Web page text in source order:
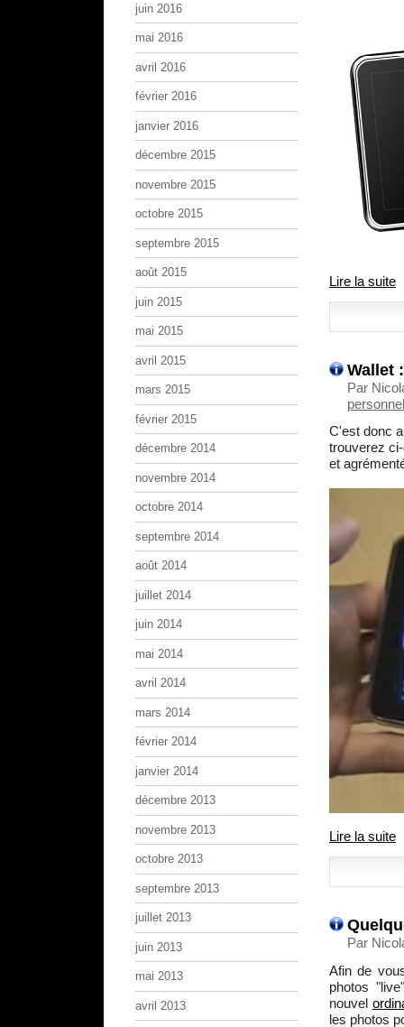
Lire la suite
Wallet
Par
C'est donc
trouverez
et
Lire la suite
Par
Afin de
photos
nouvel
les photos
juin 2016
mai 2016
avril 2016
février 2016
janvier 2016
décembre 2015
novembre 2015
octobre 2015
septembre 2015
août 2015
juin 2015
mai 2015
avril 2015
mars 2015
février 2015
décembre 2014
novembre 2014
octobre 2014
septembre 2014
août 2014
juillet 2014
juin 2014
mai 2014
avril 2014
mars 2014
février 2014
janvier 2014
décembre 2013
novembre 2013
octobre 2013
septembre 2013
juillet 2013
juin 2013
mai 2013
avril 2013